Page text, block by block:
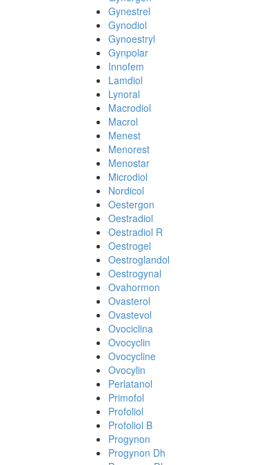
Gynestrel
Gynodiol
Gynoestryl
Gynpolar
Innofem
Lamdiol
Lynoral
Macrodiol
Macrol
Menest
Menorest
Menostar
Microdiol
Nordicol
Oestergon
Oestradiol
Oestradiol R
Oestrogel
Oestroglandol
Oestrogynal
Ovahormon
Ovasterol
Ovastevol
Ovociclina
Ovocyclin
Ovocycline
Ovocylin
Perlatanol
Primofol
Profoliol
Profoliol B
Progynon
Progynon Dh